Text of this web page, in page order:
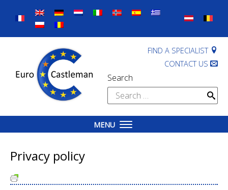
content
FIND A SPECIALIST
CONTACT US
Search
Search
for:
MENU
Privacy policy